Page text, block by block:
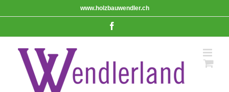
to
www.holzbauwendler.ch